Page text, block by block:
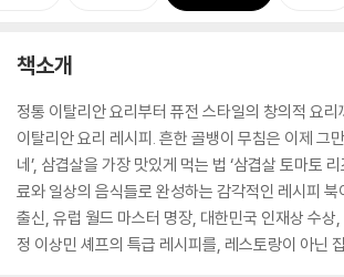
책소개
정통 이탈리안 요리부터 퓨전 스타일의 창의적 요
이탈리안 요리 레시피. 흔한 골뱅이 무침은 이제 그
네’, 삼겹살을 가장 맛있게 먹는 법 ‘삼겹살 토마토
료와 일상의 음식들로 완성하는 감각적인 레시피 북
출신, 유럽 월드 마스터 명장, 대한민국 인재상 수상
정 이상민 셰프의 특급 레시피를, 레스토랑이 아닌